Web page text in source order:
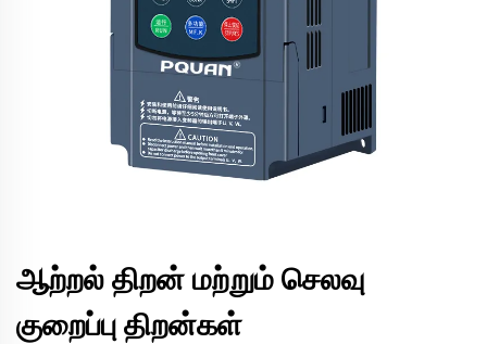
ஆற்றல் திறன் மற்றும் செலவு
குறைப்பு திறன்கள்